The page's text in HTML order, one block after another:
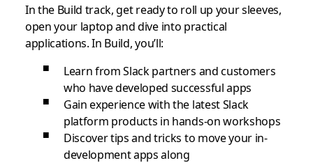
In the Build track, get ready to roll up your sleeves,
open your laptop and dive into practical
applications. In Build, you’ll:
Learn from Slack partners and customers
who have developed successful apps
Gain experience with the latest Slack
platform products in hands-on workshops
Discover tips and tricks to move your in-
development apps along